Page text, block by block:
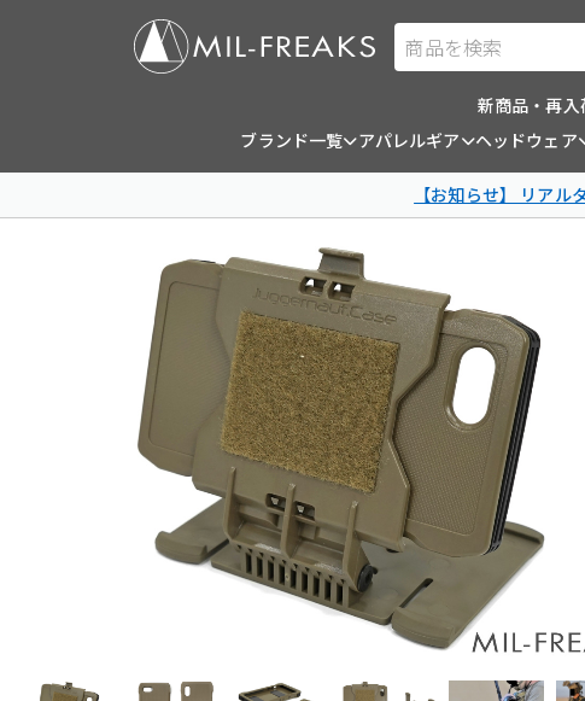
商品を検索
新商品・再入
ブランド一覧
アパレルギア ヘッドウェア
【お知らせ】 リア